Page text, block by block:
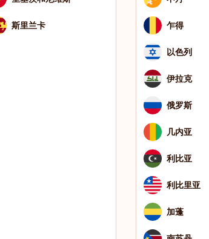
斯里兰卡 乍得
以色列
伊拉克
俄罗斯
几内亚
利比亚
利比里亚
加蓬